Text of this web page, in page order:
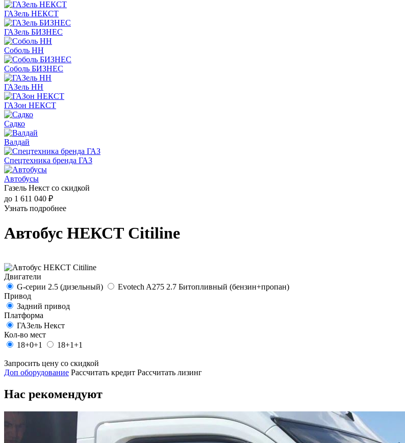
ГАЗель НЕКСТ
ГАЗель БИЗНЕС
Соболь НН
Соболь БИЗНЕС
ГАЗель НН
ГАЗон НЕКСТ
Садко
Валдай
Спецтехника бренда ГАЗ
Автобусы
Газель Некст со скидкой
до 1 611 040 ₽
Узнать подробнее
Автобус НЕКСТ Citiline
Двигатели
G-серии 2.5 (дизельный)
Evotech A275 2.7 Битопливный (бензин+пропан)
Привод
Задний привод
Платформа
ГАЗель Некст
Кол-во мест
18+0+1
18+1+1
Запросить цену со скидкой
Доп оборудование Рассчитать кредит Рассчитать лизинг
Нас рекомендуют